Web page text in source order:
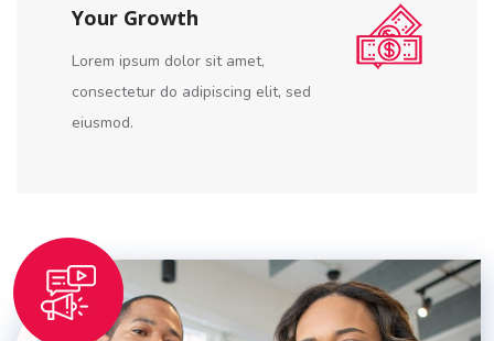
Your Growth
Lorem ipsum dolor sit amet,
consectetur do adipiscing elit, sed
eiusmod.